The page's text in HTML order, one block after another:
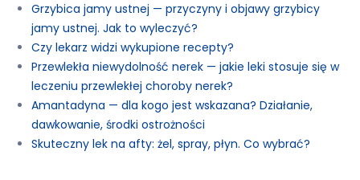
Grzybica jamy ustnej — przyczyny i objawy grzybicy
jamy ustnej. Jak to wyleczyć?
Czy lekarz widzi wykupione recepty?
Przewlekła niewydolność nerek — jakie leki stosuje się w
leczeniu przewlekłej choroby nerek?
Amantadyna — dla kogo jest wskazana? Działanie,
dawkowanie, środki ostrożności
Skuteczny lek na afty: żel, spray, płyn. Co wybrać?